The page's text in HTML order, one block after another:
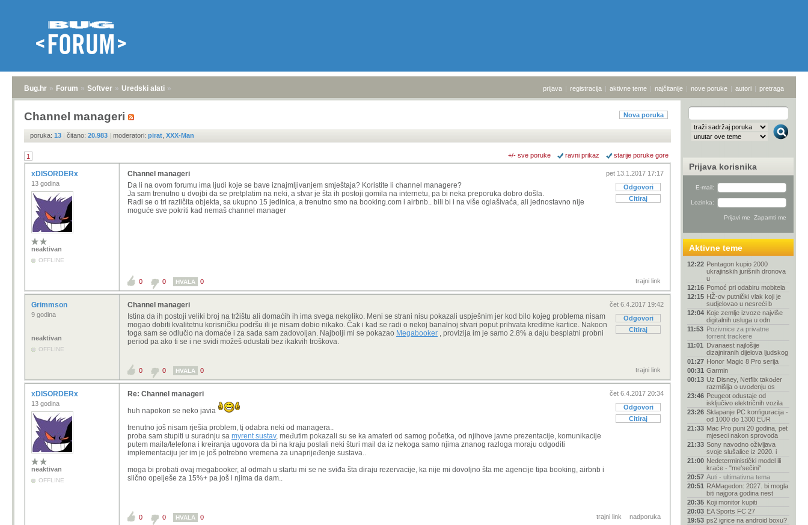
Bug.hr » Forum » Softver » Uredski alati » prijava | registracija | aktivne teme | najčitanije | nove poruke | autori | pretraga
Nova poruka
Channel manageri
poruka: 13 | čitano: 20.983 | moderatori: pirat XXX-Man
1 +/- sve poruke ravni prikaz starije poruke gore
xDISORDERx
13 godina
neaktivan
OFFLINE
pet 13.1.2017 17:17
Odgovori
Citiraj
Channel manageri
Da li na ovom forumu ima ljudi koje se bave iznajmljivanjem smještaja? Koristite li channel managere?
Ja sam trenutno u dvojbi da se pretplatim na neki, a stvar je šta ih postoji gomila na internetu, pa bi neka preporuka dobro došla.
Radi se o tri različita objekta, sa ukupno 15 jedinica, a trenutno smo na booking.com i airbnb.. bili bi i na više oglašivaća, ali jednostavno nije
moguće sve pokriti kad nemaš channel manager
trajni link
0 0 HVALA 0
Grimmson
9 godina
neaktivan
OFFLINE
čet 6.4.2017 19:42
Odgovori
Citiraj
Channel manageri
Istina da ih postoji veliki broj na tržištu ali domaćih ih ima svega nekoliko. Meni se strani nisu pokazali uspješnim jer kod bilo kojeg problema nisam
mogao dobiti kvalitetnu korisničku podršu ili je nisam dobio nikako. Čak i kad se radi o nekoj banalnoj stvari poput prihvata kreditne kartice. Nakoon
toga sam se odlučio na domaće i za sada sam zadovoljan. Najbolji mi se pokazao Megabooker , provizija im je samo 2.8% a daju besplatni probni
period pa ako ti se i ne svidi možeš odustati bez ikakvih troškova.
trajni link
0 0 HVALA 0
xDISORDERx
13 godina
neaktivan
OFFLINE
čet 6.4.2017 20:34
Odgovori
Citiraj
Re: Channel manageri
huh napokon se neko javia
trenutno još nisam rješia problem, tj odabra neki od managera..
proba sam stupiti u suradnju sa myrent sustav, međutim pokazali su se ka amateri od samog početka, od njihove javne prezentacije, komunikacije
putem maila/telefona i kreiranja ugovora da bi na kraju poslali neki šturi mail da iz nekoga samo njima znanog razloga moraju odgoditi
implementaciju jer im je još potrebno vremena za unaprijeđenje sustava..
moga bi probati ovaj megabooker, al odmah u startu mi se ne sviđa šta diraju rezervacije, ka nije mi dovoljno šta me agencije tipa booking, airbnb i
slično opelješe za 15%+ pa još i njima da dam..
trajni link nadporuka
0 0 HVALA 0
Prijava korisnika
E-mail:
Lozinka:
Aktivne teme
12:22 Pentagon kupio 2000
ukrajinskih jurišnih dronova
u
12:16 Pomoć pri odabiru mobitela
12:15 HŽ-ov putnički vlak koji je
sudjelovao u nesreći b
12:04 Koje zemlje izvoze najviše
digitalnih usluga u odn
11:53 Pozivnice za privatne
torrent trackere
11:01 Dvanaest najlošije
dizajniranih dijelova ljudskog
01:27 Honor Magic 8 Pro serija
00:31 Garmin
00:13 Uz Disney, Netflix također
razmišlja o uvođenju os
23:46 Peugeot odustaje od
isključivo električnih vozila
23:26 Sklapanje PC konfiguracija -
od 1000 do 1300 EUR
21:33 Mac Pro puni 20 godina, pet
mjeseci nakon sprovoda
21:33 Sony navodno oživljava
svoje slušalice iz 2020. i
21:00 Nedeterministički model ili
kraće - "me'sečini"
20:57 Auti - ultimativna tema
20:51 RAMagedon: 2027. bi mogla
biti najgora godina nest
20:35 Koji monitor kupiti
20:03 EA Sports FC 27
19:53 ps2 igrice na android boxu?